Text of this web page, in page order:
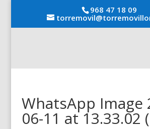
968 47 18 09
WhatsApp Image
06-11 at 13.33.02